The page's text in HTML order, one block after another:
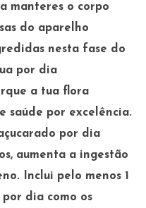
manteres o corpo
do aparelho
nesta fase do
por dia
a tua flora
saúde por excelência.
por dia
aumenta a ingestão
. Inclui pelo menos 1
dia como os